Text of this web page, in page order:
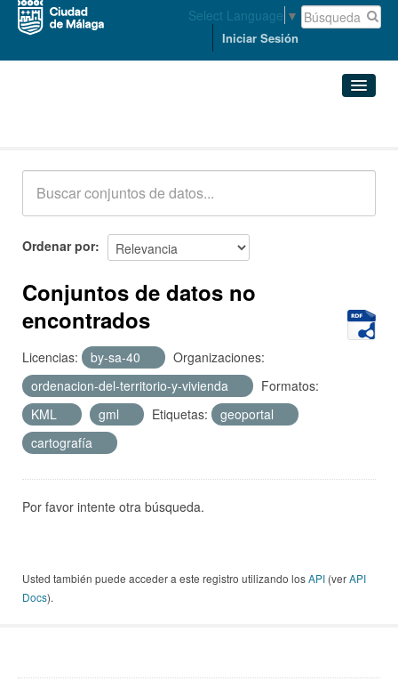
Select Language ▼
Iniciar Sesión
Acerca de
Ordenar por
Conjuntos de datos no
encontrados
Licencias: by-sa-40
Organizaciones:
ordenacion-del-territorio-y-vivienda
Formatos:
KML
gml Etiquetas:
geoportal
cartografía
Por favor intente otra búsqueda.
Usted también puede acceder a este registro utilizando losAPI (verAPI
Docs).